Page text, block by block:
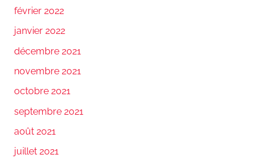
février 2022
janvier 2022
décembre 2021
novembre 2021
octobre 2021
septembre 2021
août 2021
juillet 2021